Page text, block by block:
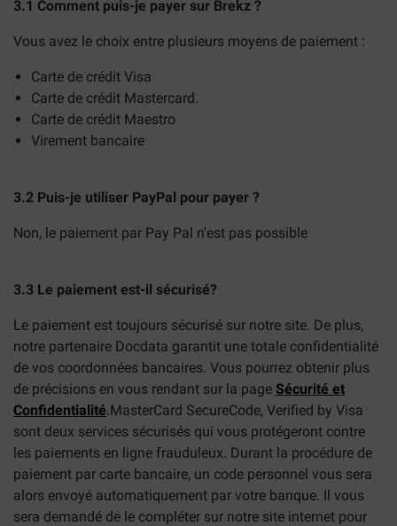
3.1 Comment puis-je payer sur Brekz ?
Vous avez le choix entre plusieurs moyens de paiement :
Carte de crédit Visa
Carte de crédit Mastercard.
Carte de crédit Maestro
Virement bancaire
3.2 Puis-je utiliser PayPal pour payer ?
Non, le paiement par Pay Pal n'est pas possible
3.3 Le paiement est-il sécurisé?
Le paiement est toujours sécurisé sur notre site. De plus,
notre partenaire Docdata garantit une totale confidentialité
de vos coordonnées bancaires. Vous pourrez obtenir plus
de précisions en vous rendant sur la page Sécurité et
Confidentialité.MasterCard SecureCode, Verified by Visa
sont deux services sécurisés qui vous protégeront contre
les paiements en ligne frauduleux. Durant la procédure de
paiement par carte bancaire, un code personnel vous sera
alors envoyé automatiquement par votre banque. Il vous
sera demandé de le compléter sur notre site internet pour